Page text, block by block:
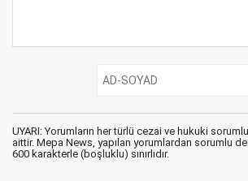
UYARI: Yorumların her türlü cezai ve hukuki
aittir. Mepa News, yapılan yorumlardan sorumlu
600 karakterle (boşluklu) sınırlıdır.